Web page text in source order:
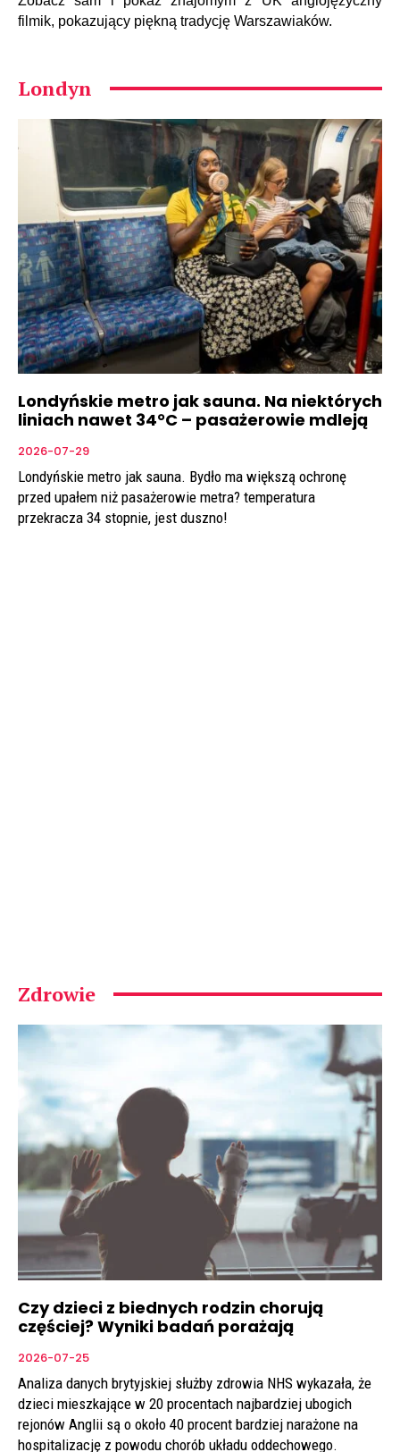
filmik, pokazujący piękną tradycję Warszawiaków.
Londyn
Londyńskie metro jak sauna. Na niektórych
liniach nawet 34°C – pasażerowie mdleją
2026-07-29
Londyńskie metro jak sauna. Bydło ma większą ochronę
przed upałem niż pasażerowie metra? temperatura
przekracza 34 stopnie, jest duszno!
Zdrowie
Czy dzieci z biednych rodzin chorują
częściej? Wyniki badań porażają
2026-07-25
Analiza danych brytyjskiej służby zdrowia NHS wykazała, że
dzieci mieszkające w 20 procentach najbardziej ubogich
rejonów Anglii są o około 40 procent bardziej narażone na
hospitalizację z powodu chorób układu oddechowego.